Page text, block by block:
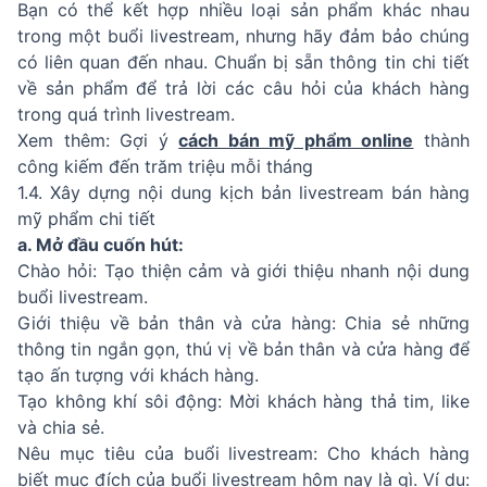
Bạn có thể kết hợp nhiều loại sản phẩm khác nhau
trong một buổi livestream, nhưng hãy đảm bảo chúng
có liên quan đến nhau. Chuẩn bị sẵn thông tin chi tiết
về sản phẩm để trả lời các câu hỏi của khách hàng
trong quá trình livestream.
Xem thêm: Gợi ýcách bán mỹ phẩm online thành
công kiếm đến trăm triệu mỗi tháng
1.4. Xây dựng nội dung kịch bản livestream bán hàng
mỹ phẩm chi tiết
a. Mở đầu cuốn hút:
Chào hỏi: Tạo thiện cảm và giới thiệu nhanh nội dung
buổi livestream.
Giới thiệu về bản thân và cửa hàng: Chia sẻ những
thông tin ngắn gọn, thú vị về bản thân và cửa hàng để
tạo ấn tượng với khách hàng.
Tạo không khí sôi động: Mời khách hàng thả tim, like
và chia sẻ.
Nêu mục tiêu của buổi livestream: Cho khách hàng
biết mục đích của buổi livestream hôm nay là gì. Ví dụ: